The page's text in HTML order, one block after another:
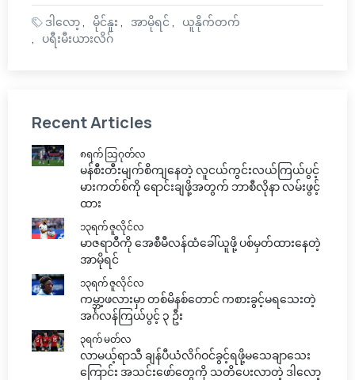
ဒါလော့ မိုင်နူး အာမိုရင်
ယူနိုက်တက်
ပရီးမီးယားလိဂ်
Recent Articles
၈ရက် သြဂုတ်လ
မန်စီးတီးမျက်စိကျနေတဲ့ လူငယ်ကွင်းလယ်ကြယ်ပွင့်
မားကတ်စ်ကို ရောင်းချဖို့အတွက် ဘာစီလိုနာ လမ်းဖွင့်
ထား
၁၃ရက် ဇူလိုင်လ
မာဇရာဝီကို အေစီမီလန်ထံခေါ်ယူဖို့ ပစ်မှတ်ထားနေတဲ့
အာမိုရင်
၁၃ရက် ဇူလိုင်လ
ကမ္ဘာ့ဖလားမှာ တစ်မိနစ်တောင် ကစားခွင့်မရသေးတဲ့
အင်္ဂလန်ကြယ်ပွင့် ၃ ဦး
၃ရက် မတ်လ
လာမယ့်ရာသီ ချန်ပီယံလိဂ်ဝင်ခွင့်ရဖို့မသေချာသေး
ကြောင်း အသင်းဖော်တွေကို သတိပေးလာတဲ့ ဒါလော့